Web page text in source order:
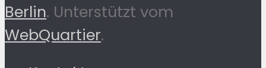
Berlin. Unterstützt vom
WebQuartier.